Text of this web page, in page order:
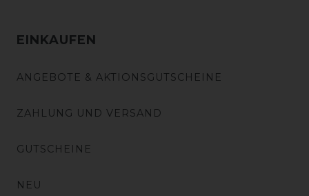
EINKAUFEN
ANGEBOTE & AKTIONSGUTSCHEINE
ZAHLUNG UND VERSAND
GUTSCHEINE
NEU